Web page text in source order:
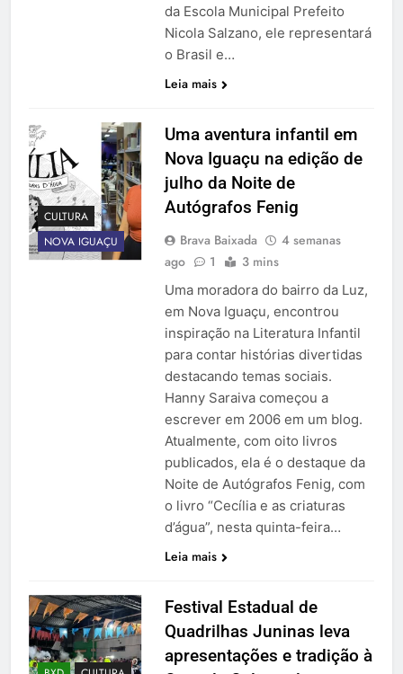
da Escola Municipal Prefeito
Nicola Salzano, ele representará
o Brasil e…
Leia mais
CULTURA
NOVA IGUAÇU
Uma aventura infantil em
Nova Iguaçu na edição de
julho da Noite de
Autógrafos Fenig
Brava Baixada
4 semanas
ago
1 3 mins
Uma moradora do bairro da Luz,
em Nova Iguaçu, encontrou
inspiração na Literatura Infantil
para contar histórias divertidas
destacando temas sociais.
Hanny Saraiva começou a
escrever em 2006 em um blog.
Atualmente, com oito livros
publicados, ela é o destaque da
Noite de Autógrafos Fenig, com
o livro “Cecília e as criaturas
d’água”, nesta quinta-feira…
Leia mais
Festival Estadual de
Quadrilhas Juninas leva
apresentações e tradição à